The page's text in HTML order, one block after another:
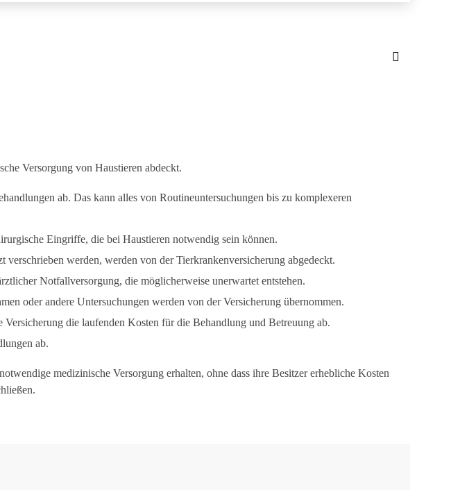
Versorgung von Haustieren abdeckt.
ab. Das kann alles von Routineuntersuchungen bis zu komplexeren
Eingriffe, die bei Haustieren notwendig sein können.
werden, werden von der Tierkrankenversicherung abgedeckt.
Notfallversorgung, die möglicherweise unerwartet entstehen.
oder andere Untersuchungen werden von der Versicherung übernommen.
die laufenden Kosten für die Behandlung und Betreuung ab.
ab.
medizinische Versorgung erhalten, ohne dass ihre Besitzer erhebliche Kosten